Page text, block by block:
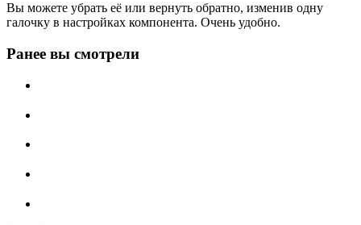
Вы можете убрать её или вернуть обратно, изменив одну
галочку в настройках компонента. Очень удобно.
Ранее вы смотрели